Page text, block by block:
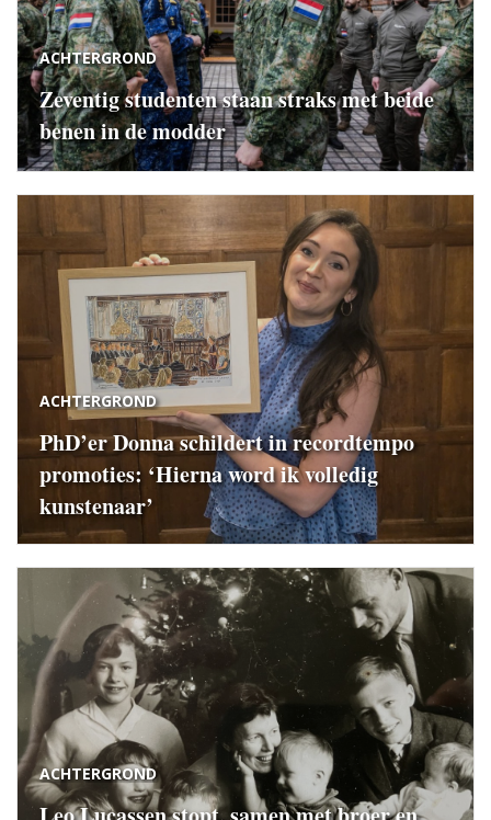
ACHTERGROND
Zeventig studenten staan straks met beide
benen in de modder
ACHTERGROND
PhD’er Donna schildert in recordtempo
promoties: ‘Hierna word ik volledig
kunstenaar’
ACHTERGROND